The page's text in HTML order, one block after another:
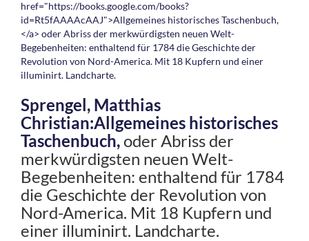
Sprengel, Matthias
Christian:Allgemeines historisches
Taschenbuch, oder Abriss der
merkwürdigsten neuen Welt-
Begebenheiten: enthaltend für 1784
die Geschichte der Revolution von
Nord-America. Mit 18 Kupfern und
einer illuminirt. Landcharte.